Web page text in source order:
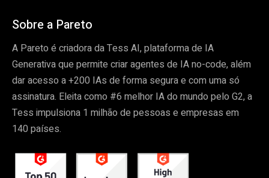
Sobre a Pareto
A Pareto é criadora da Tess AI, plataforma de IA
Generativa que permite criar agentes de IA no-code, além
dar acesso a +200 IAs de forma segura e com uma só
assinatura. Eleita como #6 melhor IA do mundo pelo G2, a
Tess impulsiona 1 milhão de pessoas e empresas em
140 países.